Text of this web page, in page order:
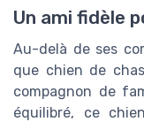
Un ami fidèle
Au-delà de ses
que chien de
compagnon de
équilibré, ce